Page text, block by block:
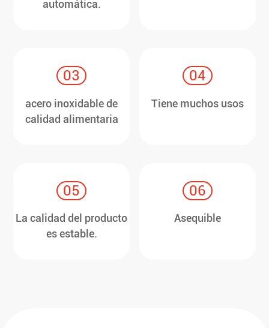
automática.
03
acero inoxidable de
calidad alimentaria
04
Tiene muchos usos
05
La calidad del producto
es estable.
06
Asequible